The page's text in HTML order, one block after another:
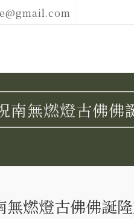
南無燃燈古佛佛
燃燈古佛佛誕